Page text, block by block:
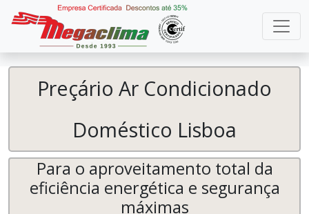
Preçário Ar Condicionado
Doméstico Lisboa
Para o aproveitamento total da
eficiência energética e segurança
máximas